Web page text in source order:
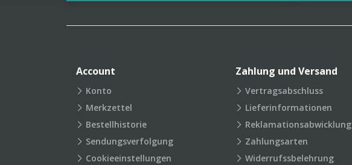
Account
Konto
Merkzettel
Bestellhistorie
Sendungsverfolgung
Cookieeinstellungen
Zahlung und Versand
Vertragsabschluss
Lieferinformationen
Reklamationsabwicklung
Zahlungsarten
Widerrufssbelehrung